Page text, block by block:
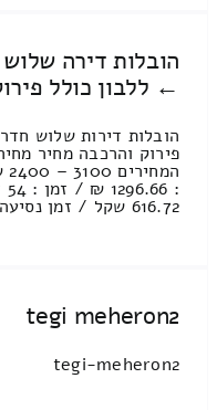
הובלות דירה
← ללבון כולל
הובלות דירות שלוש
616.72 שקל / זמן נסיעה בין ערים 1 שעות [...]
tegi meheron2
tegi-meheron2